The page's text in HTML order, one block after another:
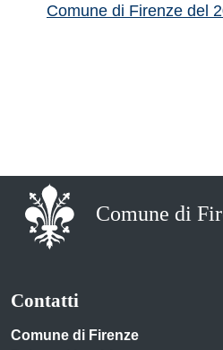
Comune di Firenze del
Comune di
Contatti
Comune di Firenze